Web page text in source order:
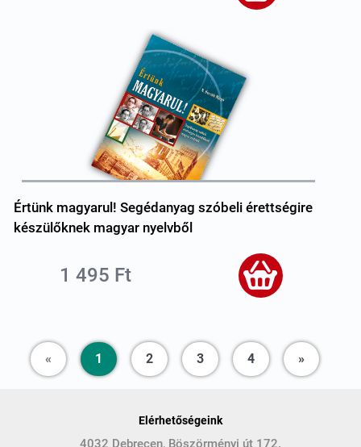
Értünk magyarul! Segédanyag szóbeli érettségire
készülőknek magyar nyelvből
1 495 Ft
«Previous
1 2 3 4 »Next
Elérhetőségeink
4032 Debrecen, Böszörményi út 172.